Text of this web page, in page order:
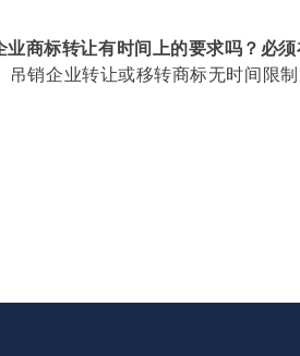
业商标转让有时间上的要求吗？必
销企业转让或移转商标无时间限